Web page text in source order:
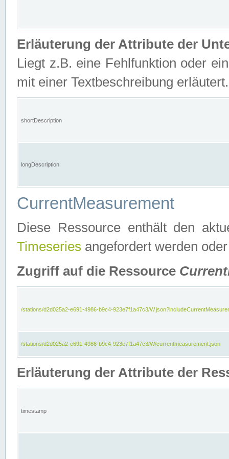
Erläuterung der Attribute der
Liegt z.B. eine Fehlfunktion oder
mit einer Textbeschreibung erläutert.
shortDescription
longDescription
CurrentMeasurement
Diese Ressource enthält den
Timeseries angefordert werden
Zugriff auf die Ressource
/stations/d2d025a2-e691-4986-b9c4-923e7f1a47c3/
/stations/d2d025a2-e691-4986-b9c4-923e7f1a47c3/W/currentmeasurement.json
Erläuterung der Attribute der
timestamp